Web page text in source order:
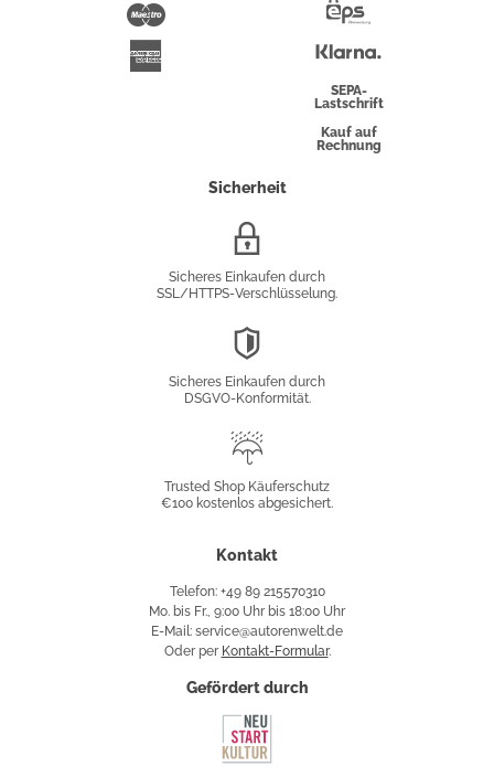
Maestro
Überweisung
SEPA-
Lastschrift
Kauf auf
Rechnung
Sicherheit
Sicheres Einkaufen durch
SSL/HTTPS-Verschlüsselung.
Sicheres Einkaufen durch
DSGVO-Konformität.
Käuferschutz
Trusted Shop Käuferschutz
€100 kostenlos abgesichert.
Kontakt
Telefon: +49 89 215570310
Mo. bis Fr., 9:00 Uhr bis 18:00 Uhr
E-Mail: service@autorenwelt.de
Oder per Kontakt-Formular.
Gefördert durch